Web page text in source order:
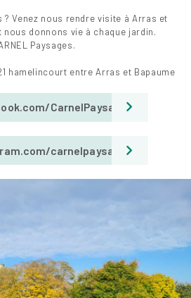
Venez nous rendre visite à Arras et
donnons vie à chaque jardin.
Paysages.
entre Arras et Bapaume
CarnelPaysages
carnelpaysages/